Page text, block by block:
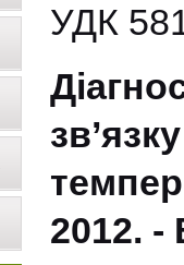
УДК
2012. -